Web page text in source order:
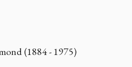
(1884 - 1975)